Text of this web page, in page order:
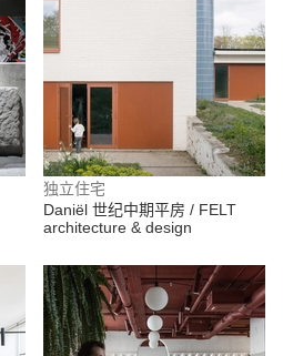
独立住宅
Daniël 世纪中期平房 / FELT
architecture & design